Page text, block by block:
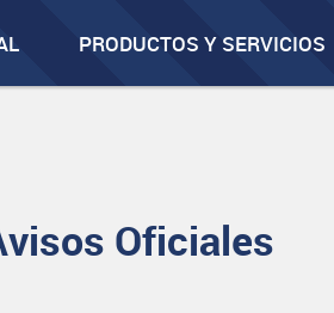
PRODUCTOS Y SERVICIOS
Oficiales